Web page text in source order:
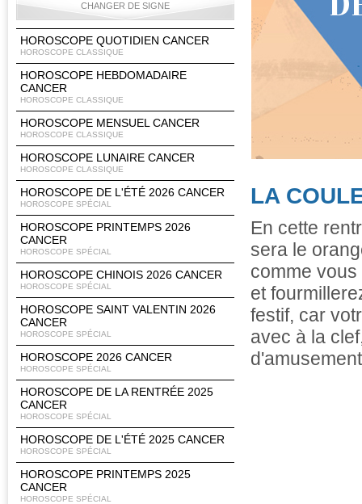
CHANGER DE SIGNE
Bélier Taureau Gémeaux Cancer
Lion Vierge Balance Scorpion
Sagittaire Capricorne Verseau Poissons
HOROSCOPE QUOTIDIEN CANCER
HOROSCOPE CLASSIQUE
HOROSCOPE HEBDOMADAIRE
CANCER
HOROSCOPE CLASSIQUE
HOROSCOPE MENSUEL CANCER
HOROSCOPE CLASSIQUE
HOROSCOPE LUNAIRE CANCER
HOROSCOPE CLASSIQUE
HOROSCOPE DE L'ÉTÉ 2026 CANCER
HOROSCOPE SPÉCIAL
HOROSCOPE PRINTEMPS 2026
CANCER
HOROSCOPE SPÉCIAL
HOROSCOPE CHINOIS 2026 CANCER
HOROSCOPE SPÉCIAL
HOROSCOPE SAINT VALENTIN 2026
CANCER
HOROSCOPE SPÉCIAL
HOROSCOPE 2026 CANCER
HOROSCOPE SPÉCIAL
HOROSCOPE DE LA RENTRÉE 2025
CANCER
HOROSCOPE SPÉCIAL
HOROSCOPE DE L'ÉTÉ 2025 CANCER
HOROSCOPE SPÉCIAL
HOROSCOPE PRINTEMPS 2025
CANCER
HOROSCOPE SPÉCIAL
LA
En cette
sera le
comme
et
festif, car
avec à la